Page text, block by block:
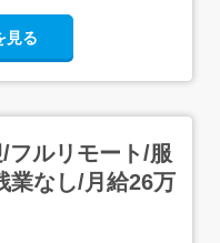
見る
/フルリモート/服
業なし/月給26万